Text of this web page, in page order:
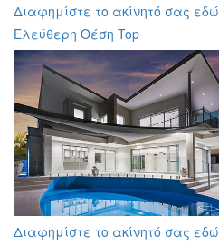
Διαφημίστε το ακίνητό σας εδώ
Ελεύθερη Θέση Top
Διαφημίστε το ακίνητό σας εδώ